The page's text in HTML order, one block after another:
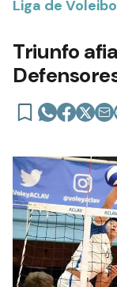
Liga de
Triunfo